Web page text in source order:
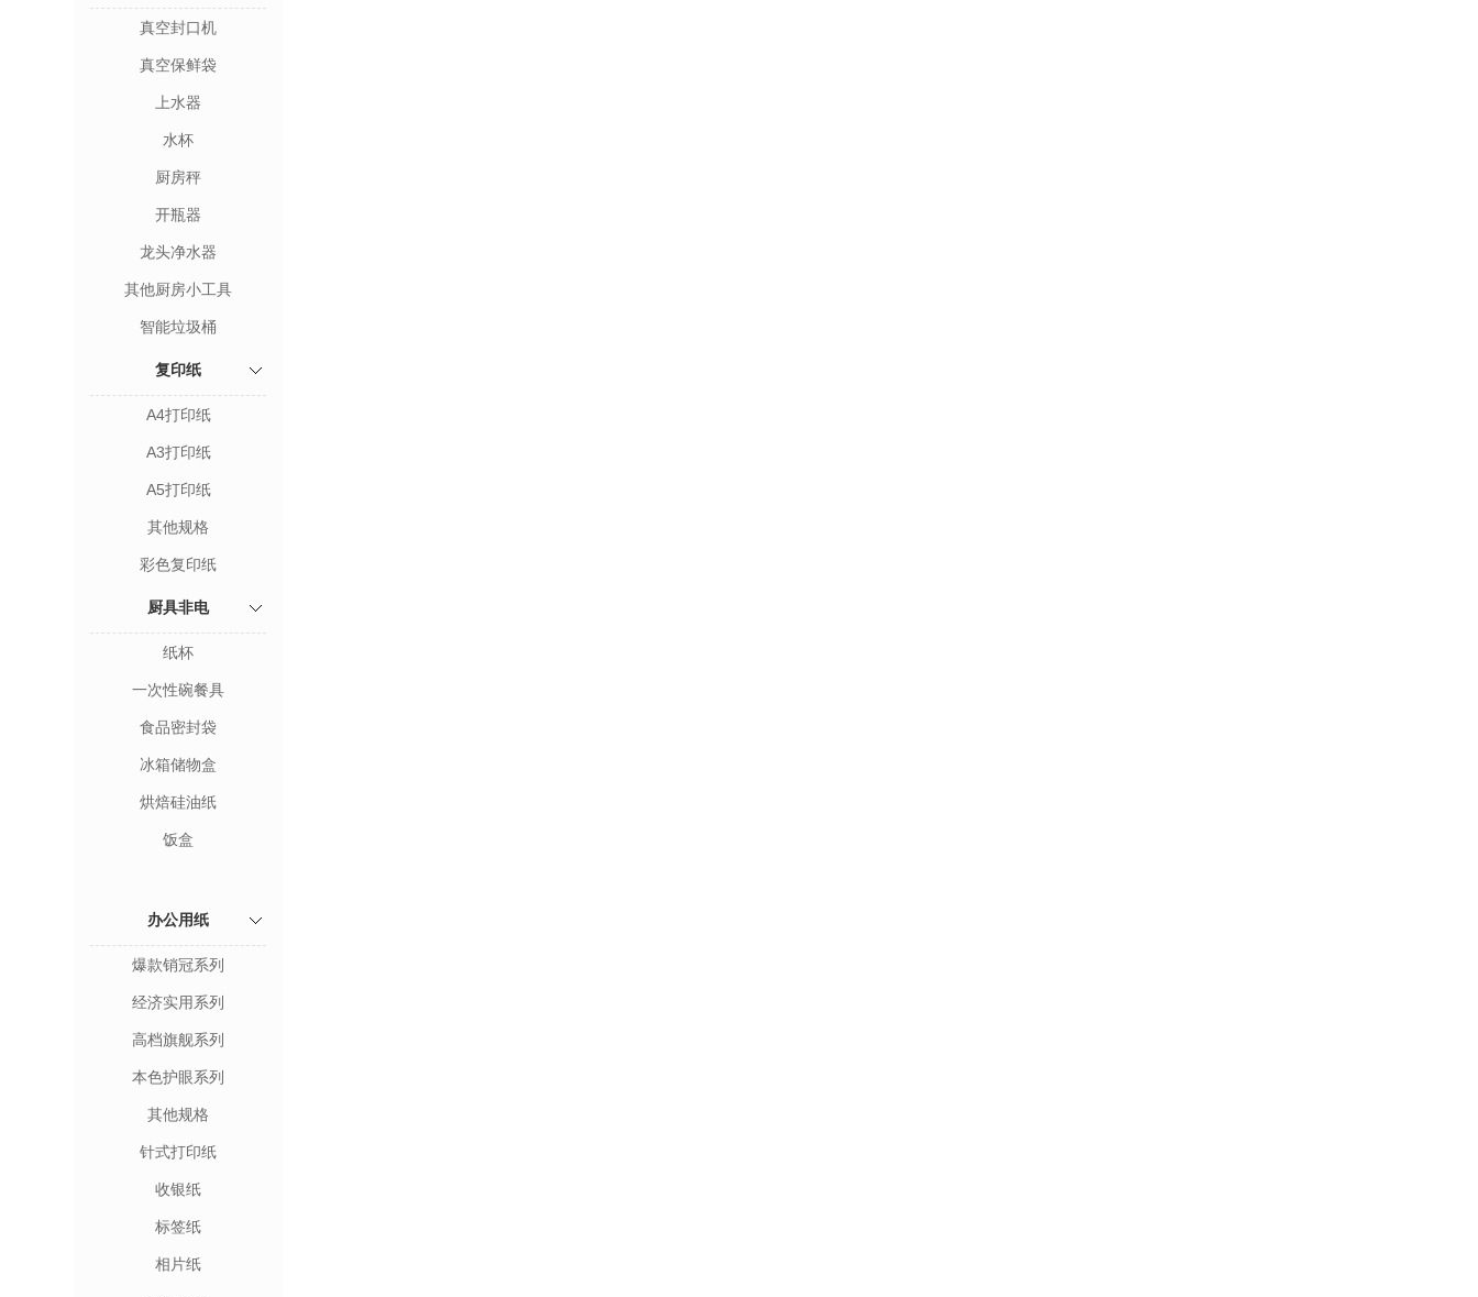
真空封口机
真空保鲜袋
上水器
水杯
厨房秤
开瓶器
龙头净水器
其他厨房小工具
智能垃圾桶
复印纸
A4打印纸
A3打印纸
A5打印纸
其他规格
彩色复印纸
厨具非电
纸杯
一次性碗餐具
食品密封袋
冰箱储物盒
烘焙硅油纸
饭盒
办公用纸
爆款销冠系列
经济实用系列
高档旗舰系列
本色护眼系列
其他规格
针式打印纸
收银纸
标签纸
相片纸